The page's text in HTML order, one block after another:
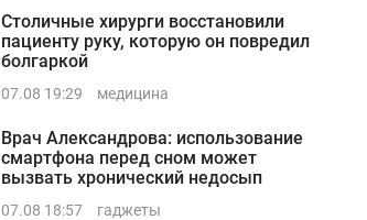
Столичные хирурги восстановили
пациенту руку, которую он повредил
болгаркой
07.08 19:29 медицина
Врач Александрова: использование
смартфона перед сном может
вызвать хронический недосып
07.08 18:57 гаджеты